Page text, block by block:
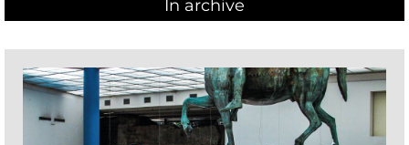
In archive